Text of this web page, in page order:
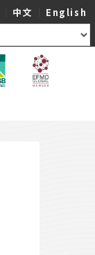
中文 English